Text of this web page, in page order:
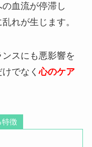
血流が停滞し
れが生じます。
スにも悪影響を
けでなく心のケア
特徴